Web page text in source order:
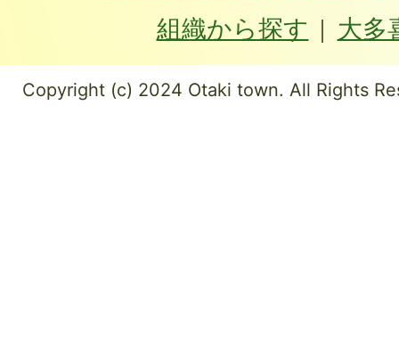
組織から探す
大多
Copyright (c) 2024 Otaki town. All Rights